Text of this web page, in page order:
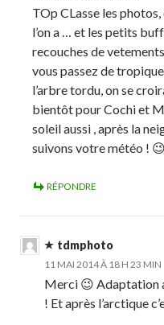
TOp CLasse les photos,
l’on a … et les petits
recouches de
vous passez de
l’arbre tordu, on se
bientôt pour Cochi et
soleil aussi , après la
suivons votre météo ! 😉
RÉPONDRE
tdmphoto
11 MAI 2014 À 18 H 23 MIN
Merci 😉 Adaptation
! Et après l’arctique